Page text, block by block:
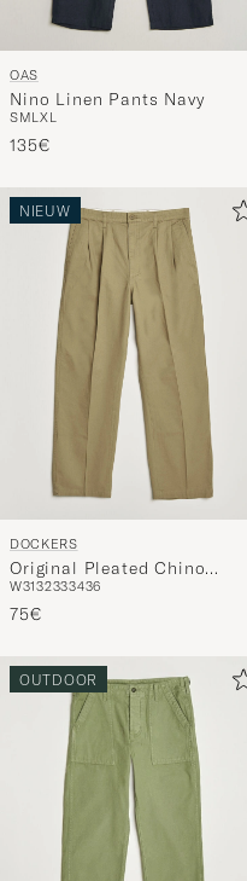
OAS
Nino Linen Pants Navy
SMLXL
135€
NIEUW
DOCKERS
Original Pleated Chino
Loose British Khaki
W3132333436
75€
OUTDOOR